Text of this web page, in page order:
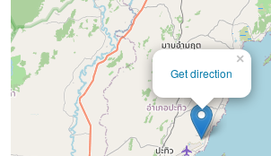
Get direction
×